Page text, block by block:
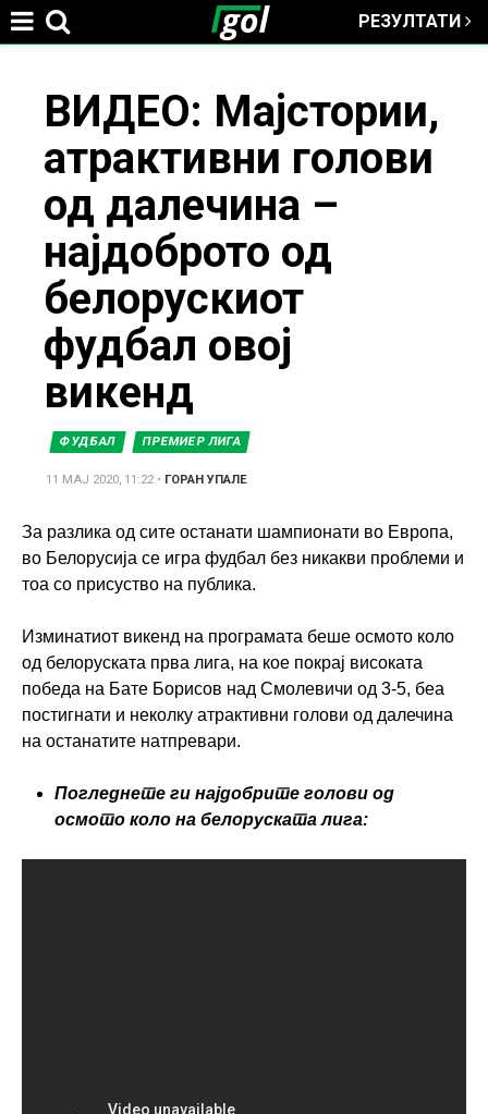
РЕЗУЛТАТИ
here
ВИДЕО: Мајстории,
атрактивни голови
од далечина –
најдоброто од
белорускиот
фудбал овој
викенд
ФУДБАЛ ПРЕМИЕР ЛИГА
11 МАЈ 2020, 11:22• ГОРАН УПАЛЕ
За разлика од сите останати шампионати во Европа,
во Белорусија се игра фудбал без никакви проблеми и
тоа со присуство на публика.
Изминатиот викенд на програмата беше осмото коло
од белоруската прва лига, на кое покрај високата
победа на Бате Борисов над Смолевичи од 3-5, беа
постигнати и неколку атрактивни голови од далечина
на останатите натпревари.
Погледнете ги најдобрите голови од
осмото коло на белоруската лига: